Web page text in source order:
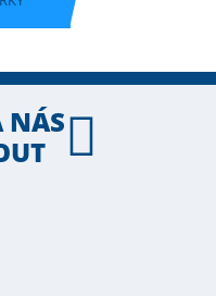
NÁS